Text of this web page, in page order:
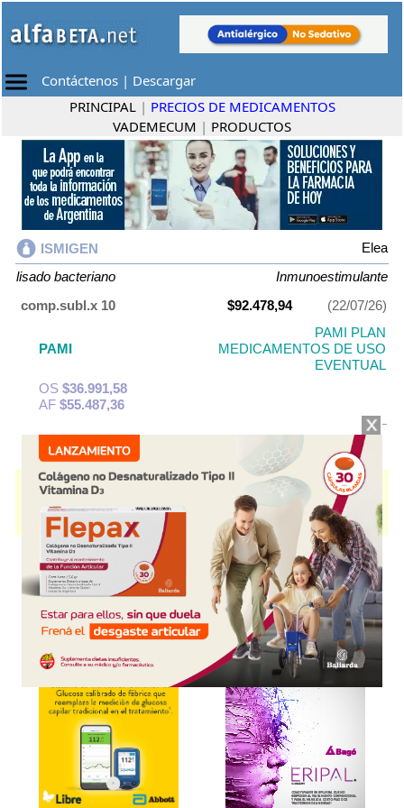
Contáctenos | Descargar
PRINCIPAL | PRECIOS DE MEDICAMENTOS
VADEMECUM | PRODUCTOS
ISMIGEN
Elea
lisado bacteriano
Inmunoestimulante
comp.subl.x 10
$92.478,94 (22/07/26)
PAMI
PAMI PLAN
MEDICAMENTOS DE USO
EVENTUAL
OS $36.991,58
AF $55.487,36
ISMIGENcontiene
y se indica como
y cuenta con 1 presentación
disponible.
Explorar más
Otros productos conlisado bacteriano
Otros productos de
Elea